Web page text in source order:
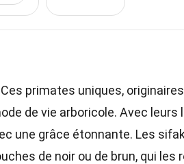
primates uniques,
de vie arboricole. Avec leurs
une grâce étonnante. Les
de noir ou de brun, qui les